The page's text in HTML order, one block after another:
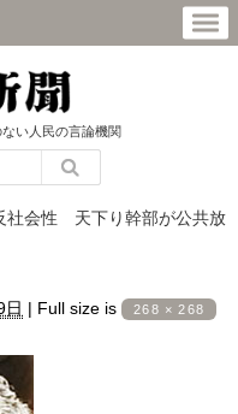
い人民の言論機関
社会性 天下り幹部が公共放
日 | Full size is 268 × 268